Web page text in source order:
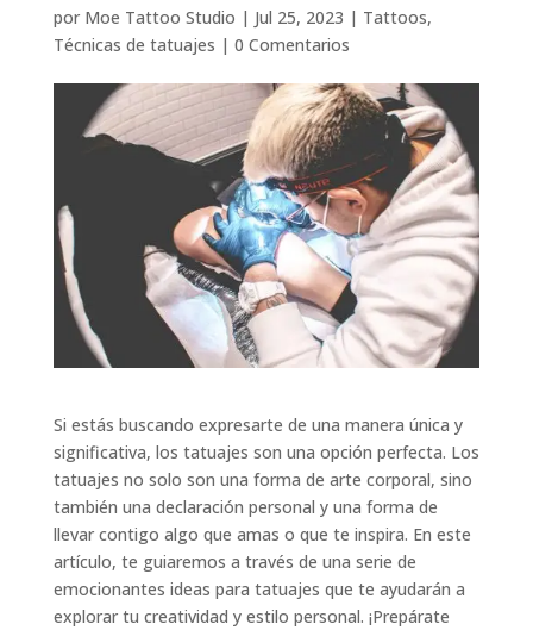
por Moe Tattoo Studio | Jul 25, 2023 | Tattoos,
Técnicas de tatuajes | 0 Comentarios
Si estás buscando expresarte de una manera única y
significativa, los tatuajes son una opción perfecta. Los
tatuajes no solo son una forma de arte corporal, sino
también una declaración personal y una forma de
llevar contigo algo que amas o que te inspira. En este
artículo, te guiaremos a través de una serie de
emocionantes ideas para tatuajes que te ayudarán a
explorar tu creatividad y estilo personal. ¡Prepárate